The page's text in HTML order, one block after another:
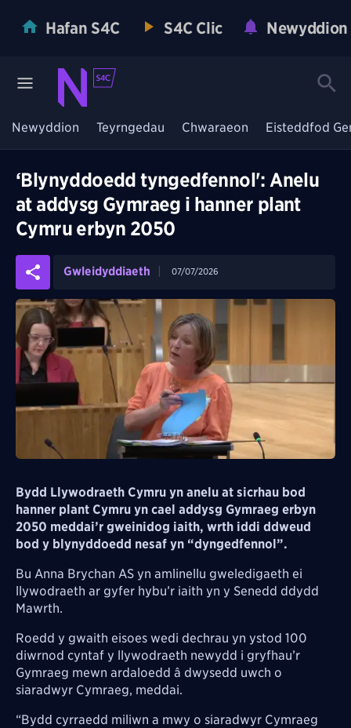
Hafan S4C S4C Clic Newyddion
Newyddion Teyrngedau Chwaraeon Eisteddfod
‘Blynyddoedd tyngedfennol': Anelu
at addysg Gymraeg i hanner plant
Cymru erbyn 2050
Gwleidyddiaeth 07/07/2026
Bydd Llywodraeth Cymru yn anelu at sicrhau bod
hanner plant Cymru yn cael addysg Gymraeg erbyn
2050 meddai’r gweinidog iaith, wrth iddi ddweud
bod y blynyddoedd nesaf yn “dyngedfennol”.
Bu Anna Brychan AS yn amlinellu gweledigaeth ei
llywodraeth ar gyfer hybu’r iaith yn y Senedd ddydd
Mawrth.
Roedd y gwaith eisoes wedi dechrau yn ystod 100
diwrnod cyntaf y llywodraeth newydd i gryfhau’r
Gymraeg mewn ardaloedd â dwysedd uwch o
siaradwyr Cymraeg, meddai.
“Bydd cyrraedd miliwn a mwy o siaradwyr Cymraeg